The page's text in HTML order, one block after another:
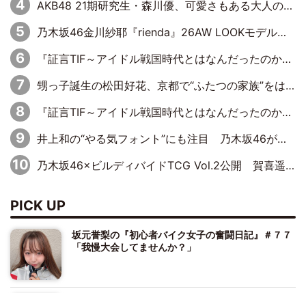
AKB48 21期研究生・森川優、可愛さもある大人の女性に
乃木坂46金川紗耶『rienda』26AW LOOKモデルに就任
『証言TIF～アイドル戦国時代とはなんだったのか～』第11回：私立恵比寿中学・真山りか×安本彩花「TIFで10年ぶりのキョンシーメイクをしたら、場を完全に引かせてしまって。時代が変わったんだなって」
甥っ子誕生の松田好花、京都で“ふたつの家族”をはしご！ “母”黒谷友香に見送られ、“父”松岡昌宏とはハシゴ酒
『証言TIF～アイドル戦国時代とはなんだったのか～』第10回：さくら学院・武藤彩未×飯田らうら「正直、中3で辞めるというのを信じてなくて。そう言われてはいたけど、嘘でしょって」
井上和の“やる気フォント”にも注目 乃木坂46が挑んだ書道パフォーマンスの舞台裏
乃木坂46×ビルディバイドTCG Vol.2公開 賀喜遥香＆田村真佑が『京まふ』ステージに登壇
PICK UP
坂元誉梨の『初心者バイク女子の奮闘日記』＃７７
「我慢大会してませんか？」